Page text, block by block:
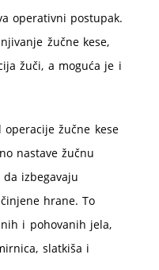
operativni postupak.
žučne kese,
žuči, a moguća je i
žučne kese
nastave žučnu
izbegavaju
hrane. To
i pohovanih jela,
slatkiša i